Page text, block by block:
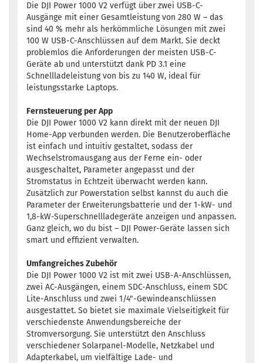
Die DJI Power 1000 V2 verfügt über zwei USB-C-
Ausgänge mit einer Gesamtleistung von 280 W – das
sind 40 % mehr als herkömmliche Lösungen mit zwei
100 W USB-C-Anschlüssen auf dem Markt. Sie deckt
problemlos die Anforderungen der meisten USB-C-
Geräte ab und unterstützt dank PD 3.1 eine
Schnellladeleistung von bis zu 140 W, ideal für
leistungsstarke Laptops.
Fernsteuerung per App
Die DJI Power 1000 V2 kann direkt mit der neuen DJI
Home-App verbunden werden. Die Benutzeroberfläche
ist einfach und intuitiv gestaltet, sodass der
Wechselstromausgang aus der Ferne ein- oder
ausgeschaltet, Parameter angepasst und der
Stromstatus in Echtzeit überwacht werden kann.
Zusätzlich zur Powerstation selbst kannst du auch die
Parameter der Erweiterungsbatterie und der 1-kW- und
1,8-kW-Superschnellladegeräte anzeigen und anpassen.
Ganz gleich, wo du bist – DJI Power-Geräte lassen sich
smart und effizient verwalten.
Umfangreiches Zubehör
Die DJI Power 1000 V2 ist mit zwei USB-A-Anschlüssen,
zwei AC-Ausgängen, einem SDC-Anschluss, einem SDC
Lite-Anschluss und zwei 1/4"-Gewindeanschlüssen
ausgestattet. So bietet sie maximale Vielseitigkeit für
verschiedenste Anwendungsbereiche der
Stromversorgung. Sie unterstützt den Anschluss
verschiedener Solarpanel-Modelle, Netzkabel und
Adapterkabel, um vielfältige Lade- und